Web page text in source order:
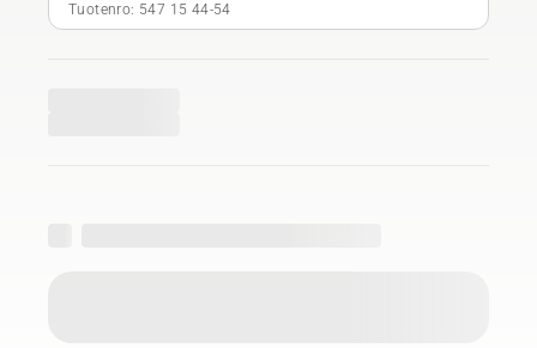
Tuotenro: 547 15 44‑54